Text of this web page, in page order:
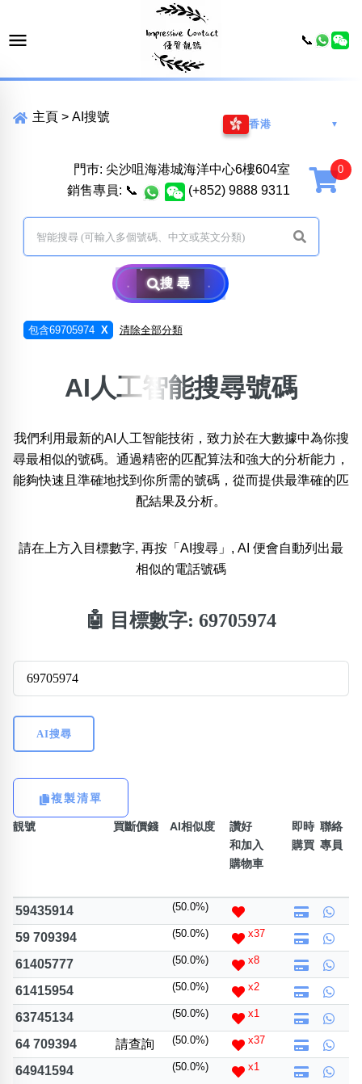
主頁 > AI搜號
香港 ▼
門巿: 尖沙咀海港城海洋中心6樓604室
銷售專員: 📞 (+852) 9888 9311
搜尋
包含69705974 X 清除全部分類
位置:
一 二 三 四 五 六 七 八
無3無4 無5無6無7無8 無9
清除全部分類
888尾
999尾
無5字
多8字
5萬以上 生天延 全吉星(全號)
清除全部分類
高級分類
幸運號分類
幸運分類
基本分類
風水號分類
生天延/貴財成
五行
AI人工智能搜尋號碼
我們利用最新的AI人工智能技術，致力於在大數據中為你搜
尋最相似的號碼。通過精密的匹配算法和強大的分析能力，
能夠快速且準確地找到你所需的號碼，從而提供最準確的匹
配結果及分析。
請在上方入目標數字, 再按「AI搜尋」, AI 便會自動列出最
相似的電話號碼
🤖 目標數字: 69705974
AI搜尋
複製清單
靚號 買斷價錢 AI相似度
讚好
和加入
購物車
即時
購買
聯絡
專員
59435914 (50.0%)
59 709394 (50.0%) x37
61405777 (50.0%) x8
61415954 (50.0%) x2
63745134 (50.0%) x1
64 709394 請查詢 (50.0%) x37
64941594 (50.0%) x1
📞